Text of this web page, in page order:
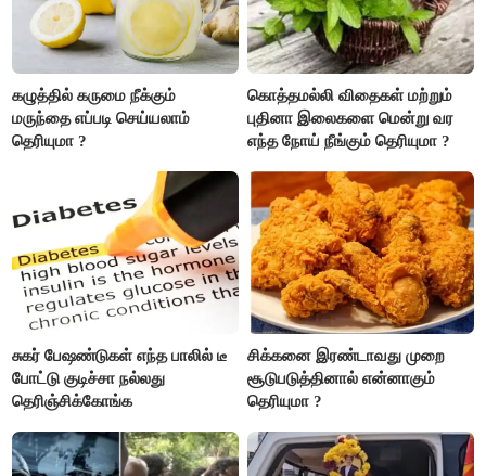
கழுத்தில் கருமை நீக்கும்
மருந்தை எப்படி செய்யலாம்
தெரியுமா ?
கொத்தமல்லி விதைகள் மற்றும்
புதினா இலைகளை மென்று வர
எந்த நோய் நீங்கும் தெரியுமா ?
சுகர் பேஷண்டுகள் எந்த பாலில் டீ
போட்டு குடிச்சா நல்லது
தெரிஞ்சிக்கோங்க
சிக்கனை இரண்டாவது முறை
சூடுபடுத்தினால் என்னாகும்
தெரியுமா ?